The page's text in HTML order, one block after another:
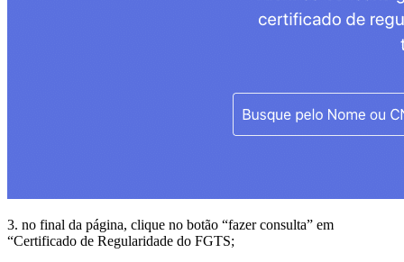
3. no final da página, clique no botão “fazer consulta” em
“Certificado de Regularidade do FGTS;